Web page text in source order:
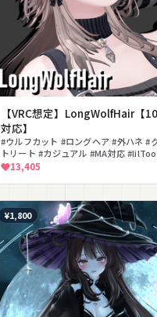
【VRC想定】LongWolfHair【
対応】
#ウルフカット #ロングヘア #外ハネ #
トリート #カジュアル #MA対応
ェイプキー #色変更可能
13,405
¥1,800